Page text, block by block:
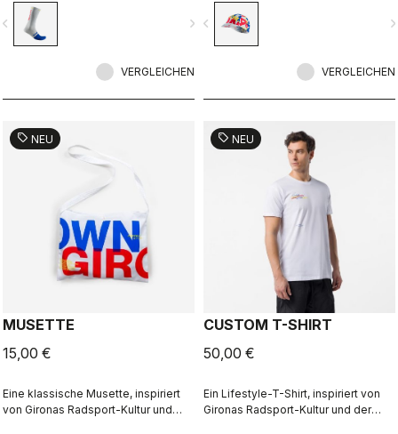
Zusammenarbeit mit R-A/D.
navigate_next
VERGLEICHEN
navigate_before
VERGLEICHEN
sell NEU
MUSETTE
15,00 €
Eine klassische Musette, inspiriert
von Gironas Radsport-Kultur und
sell NEU
CUSTOM T-SHIRT
50,00 €
Ein Lifestyle-T-Shirt, inspiriert von
Gironas Radsport-Kultur und der